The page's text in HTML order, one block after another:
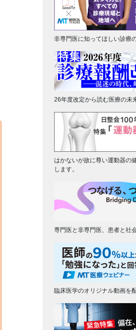
非専門医に知ってほしい診療
26年度改定から読む医療の未
はかないが故に尊い運動器の
します。
専門医と非専門医、患者と社
臨床医学のオリジナル動画を